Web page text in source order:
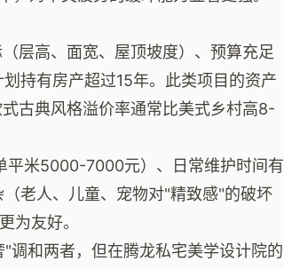
层高、面宽、屋顶坡度）、预算充足
持有房产超过15年。此类项目的资产
古典风格溢价率通常比美式乡村高8-
平米5000-7000元）、日常维护时间有
老人、儿童、宠物对"精致感"的破坏
为友好。
调和两者，但在腾龙私宅美学设计院的